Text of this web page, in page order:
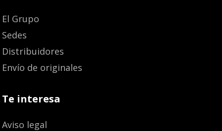
El Grupo
Sedes
Distribuidores
Envío de originales
Te interesa
Aviso legal